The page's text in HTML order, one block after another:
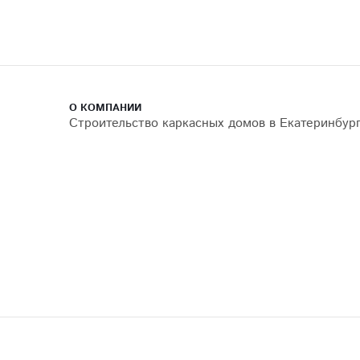
О КОМПАНИИ
Строительство каркасных домов в